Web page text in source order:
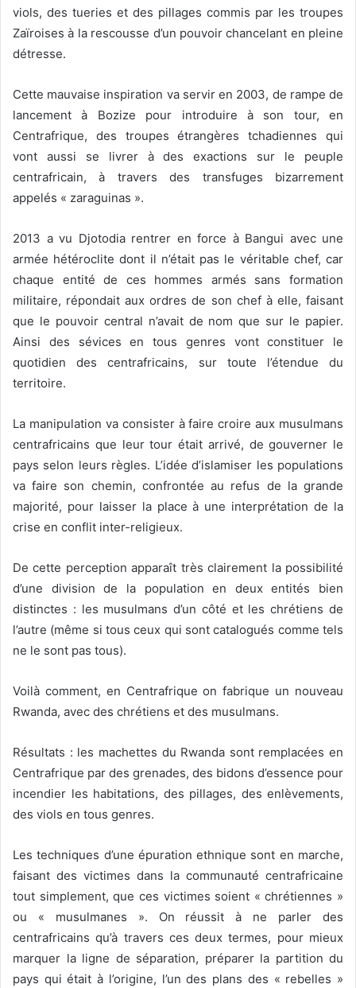
viols, des tueries et des pillages commis par les troupes
Zaïroises à la rescousse d’un pouvoir chancelant en pleine
détresse.
Cette mauvaise inspiration va servir en 2003, de rampe de
lancement à Bozize pour introduire à son tour, en
Centrafrique, des troupes étrangères tchadiennes qui
vont aussi se livrer à des exactions sur le peuple
centrafricain, à travers des transfuges bizarrement
appelés « zaraguinas ».
2013 a vu Djotodia rentrer en force à Bangui avec une
armée hétéroclite dont il n’était pas le véritable chef, car
chaque entité de ces hommes armés sans formation
militaire, répondait aux ordres de son chef à elle, faisant
que le pouvoir central n’avait de nom que sur le papier.
Ainsi des sévices en tous genres vont constituer le
quotidien des centrafricains, sur toute l’étendue du
territoire.
La manipulation va consister à faire croire aux musulmans
centrafricains que leur tour était arrivé, de gouverner le
pays selon leurs règles. L’idée d’islamiser les populations
va faire son chemin, confrontée au refus de la grande
majorité, pour laisser la place à une interprétation de la
crise en conflit inter-religieux.
De cette perception apparaît très clairement la possibilité
d’une division de la population en deux entités bien
distinctes : les musulmans d’un côté et les chrétiens de
l’autre (même si tous ceux qui sont catalogués comme tels
ne le sont pas tous).
Voilà comment, en Centrafrique on fabrique un nouveau
Rwanda, avec des chrétiens et des musulmans.
Résultats : les machettes du Rwanda sont remplacées en
Centrafrique par des grenades, des bidons d’essence pour
incendier les habitations, des pillages, des enlèvements,
des viols en tous genres.
Les techniques d’une épuration ethnique sont en marche,
faisant des victimes dans la communauté centrafricaine
tout simplement, que ces victimes soient « chrétiennes »
ou « musulmanes ». On réussit à ne parler des
centrafricains qu’à travers ces deux termes, pour mieux
marquer la ligne de séparation, préparer la partition du
pays qui était à l’origine, l’un des plans des « rebelles »